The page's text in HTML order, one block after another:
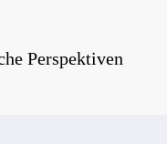
Perspektiven